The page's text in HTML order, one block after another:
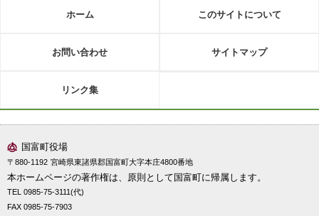
ホーム このサイトについて
お問い合わせ サイトマップ
リンク集
国富町役場
〒880-1192 宮崎県東諸県郡国富町大字本庄4800番地
本ホームページの著作権は、原則として国富町に帰属します。
TEL 0985-75-3111(代)
FAX 0985-75-7903